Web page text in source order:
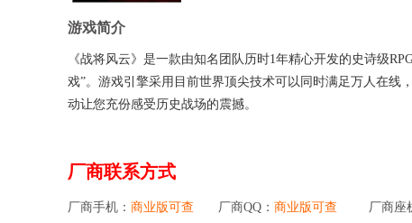
游戏简介
《战将风云》是一款由知名团队历时1年精心开发的史诗级
戏”。游戏引擎采用目前世界顶尖技术可以同时满足万人在线
动让您充份感受历史战场的震撼。
厂商联系方式
厂商手机： 商业版可查 厂商QQ： 商业版可查 厂商座